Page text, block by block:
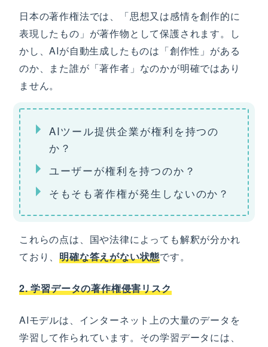
日本の著作権法では、「思想又は感情を創作的に
表現したもの」が著作物として保護されます。し
かし、AIが自動生成したものは「創作性」がある
のか、また誰が「著作者」なのかが明確ではあり
ません。
AIツール提供企業が権利を持つの
か？
ユーザーが権利を持つのか？
そもそも著作権が発生しないのか？
これらの点は、国や法律によっても解釈が分かれ
ており、明確な答えがない状態です。
2. 学習データの著作権侵害リスク
AIモデルは、インターネット上の大量のデータを
学習して作られています。その学習データには、